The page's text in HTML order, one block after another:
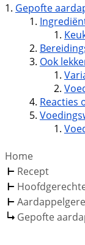
Gepofte
Ook
Reacties
Home
Recept
Gepofte